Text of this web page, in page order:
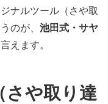
ナルツール（さや取
のが、 池田式・サヤ
えます。
さや取り達